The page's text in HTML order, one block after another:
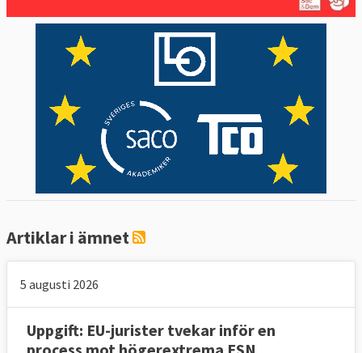
Artiklar i ämnet
5 augusti 2026
Uppgift: EU-jurister tvekar inför en